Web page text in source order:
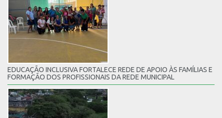
EDUCAÇÃO INCLUSIVA FORTALECE REDE DE APOIO ÀS FAMÍLIAS E
FORMAÇÃO DOS PROFISSIONAIS DA REDE MUNICIPAL